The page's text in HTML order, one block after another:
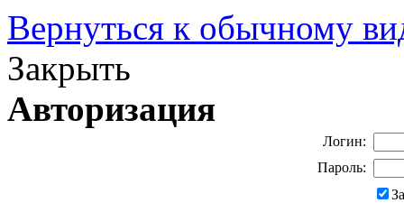
Вернуться к обычному
Закрыть
Авторизация
Логин:
Пароль: